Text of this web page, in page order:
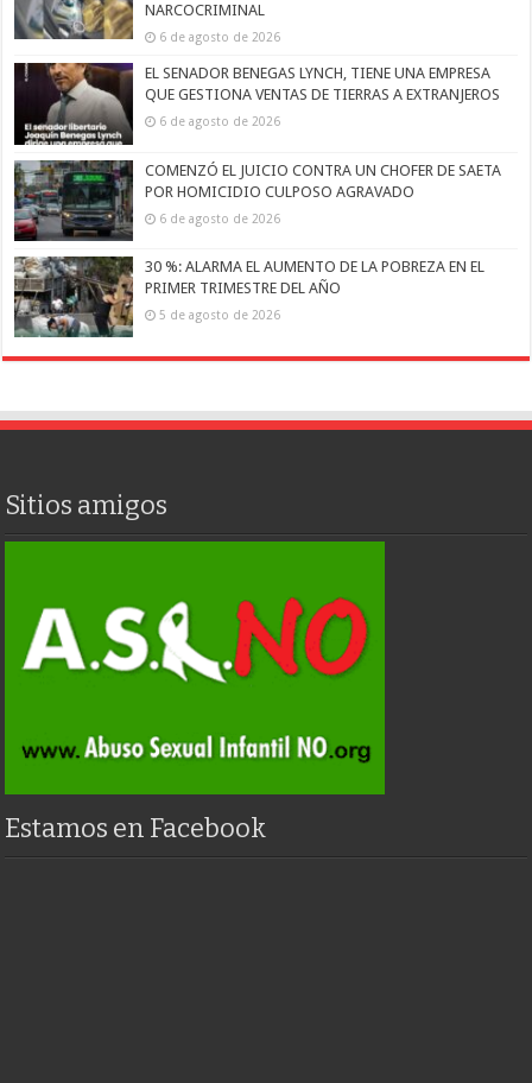
NARCOCRIMINAL
6 de agosto de 2026
EL SENADOR BENEGAS LYNCH, TIENE UNA EMPRESA
QUE GESTIONA VENTAS DE TIERRAS A EXTRANJEROS
6 de agosto de 2026
COMENZÓ EL JUICIO CONTRA UN CHOFER DE SAETA
POR HOMICIDIO CULPOSO AGRAVADO
6 de agosto de 2026
30 %: ALARMA EL AUMENTO DE LA POBREZA EN EL
PRIMER TRIMESTRE DEL AÑO
5 de agosto de 2026
Sitios amigos
Estamos en Facebook